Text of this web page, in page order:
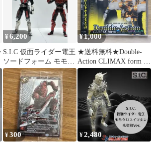
¥6,200
S.I.C 仮面ライダー電王
ソードフォーム モモタ
ロス
¥1,000
★送料無料★Double-
Action CLIMAX form ジ
ャケットC(キンタロス)
(DVD付)/■モモタロ
ス・ウラタロス・キン
タロス・リュウタロ
ス・デネブ/
【4988064268337/AVCA
26833B】G03941
¥300 ¥2,480